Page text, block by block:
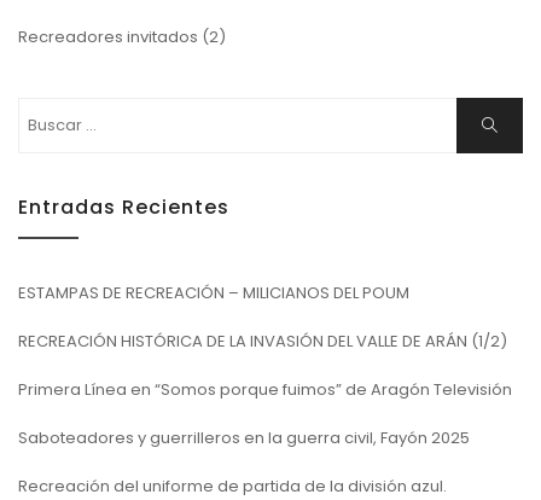
Recreadores invitados (2)
Buscar: Buscar
Entradas Recientes
ESTAMPAS DE RECREACIÓN – MILICIANOS DEL POUM
RECREACIÓN HISTÓRICA DE LA INVASIÓN DEL VALLE DE ARÁN (1/2)
Primera Línea en “Somos porque fuimos” de Aragón Televisión
Saboteadores y guerrilleros en la guerra civil, Fayón 2025
Recreación del uniforme de partida de la división azul.